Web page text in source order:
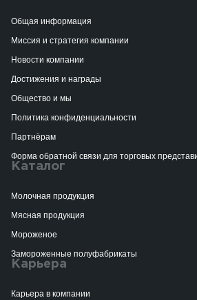
Общая информация
Миссия и стратегия компании
Новости компании
Достижения и награды
Общество и мы
Политика конфиденциальности
Партнёрам
Форма обратной связи для торговых
Каталог
Молочная продукция
Мясная продукция
Мороженое
Замороженные полуфабрикаты
Карьера
Карьера в компании